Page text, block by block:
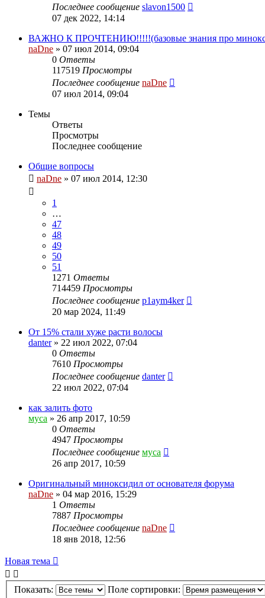
Последнее сообщение slavon1500
07 дек 2022, 14:14
ВАЖНО К ПРОЧТЕНИЮ!!!!!(базовые знания про
naDne » 07 июл 2014, 09:04
0 Ответы
117519 Просмотры
Последнее сообщение naDne
07 июл 2014, 09:04
Темы
Ответы
Просмотры
Последнее сообщение
Общие вопросы
naDne » 07 июл 2014, 12:30
1
…
47
48
49
50
51
1271 Ответы
714459 Просмотры
Последнее сообщение p1aym4ker
20 мар 2024, 11:49
От 15% стали хуже расти волосы
danter» 22 июл 2022, 07:04
0 Ответы
7610 Просмотры
Последнее сообщение danter
22 июл 2022, 07:04
как залить фото
муса » 26 апр 2017, 10:59
0 Ответы
4947 Просмотры
Последнее сообщение муса
26 апр 2017, 10:59
Оригинальный миноксидил от основателя форума
naDne » 04 мар 2016, 15:29
1 Ответы
7887 Просмотры
Последнее сообщение naDne
18 янв 2018, 12:56
Новая тема
Показать: Поле сортировки: